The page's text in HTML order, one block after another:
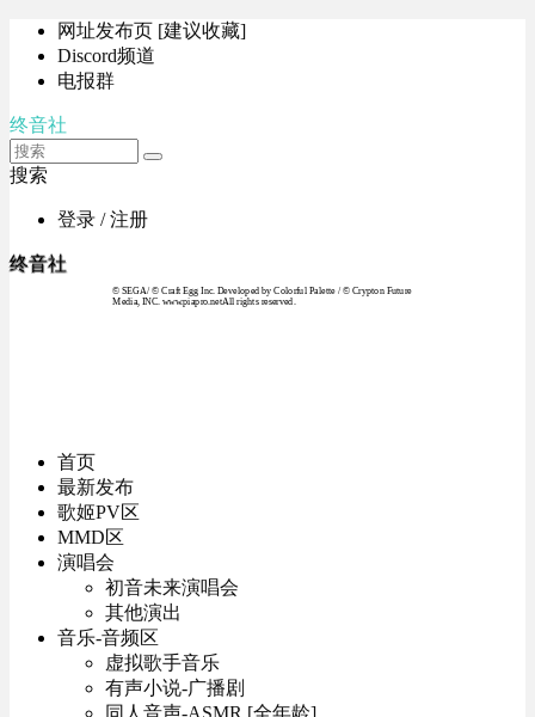
网址发布页 [建议收藏]
Discord频道
电报群
终音社
搜索
登录 / 注册
终音社
© SEGA / © Craft Egg Inc. Developed by Colorful Palette / © Crypton Future
Media, INC. www.piapro.netAll rights reserved.
首页
最新发布
歌姬PV区
MMD区
演唱会
初音未来演唱会
其他演出
音乐-音频区
虚拟歌手音乐
有声小说-广播剧
同人音声-ASMR [全年龄]